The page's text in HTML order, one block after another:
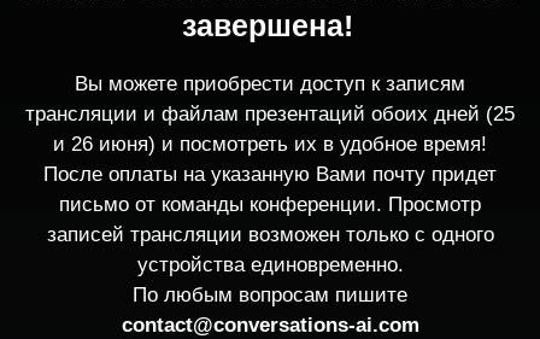
После оплаты на указанную Вами почту придет
записей трансляции возможен только с одного
устройства единовременно.
По любым вопросам пишите
contact@conversations-ai.co m
Ждем вас 2 декабря на
Conversations 2026 в Москве